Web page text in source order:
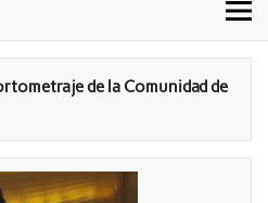
de la Comunidad de